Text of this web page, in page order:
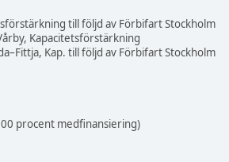
till följd av Förbifart Stockholm
Kapacitetsförstärkning
Kap. till följd av Förbifart Stockholm
procent medfinansiering)